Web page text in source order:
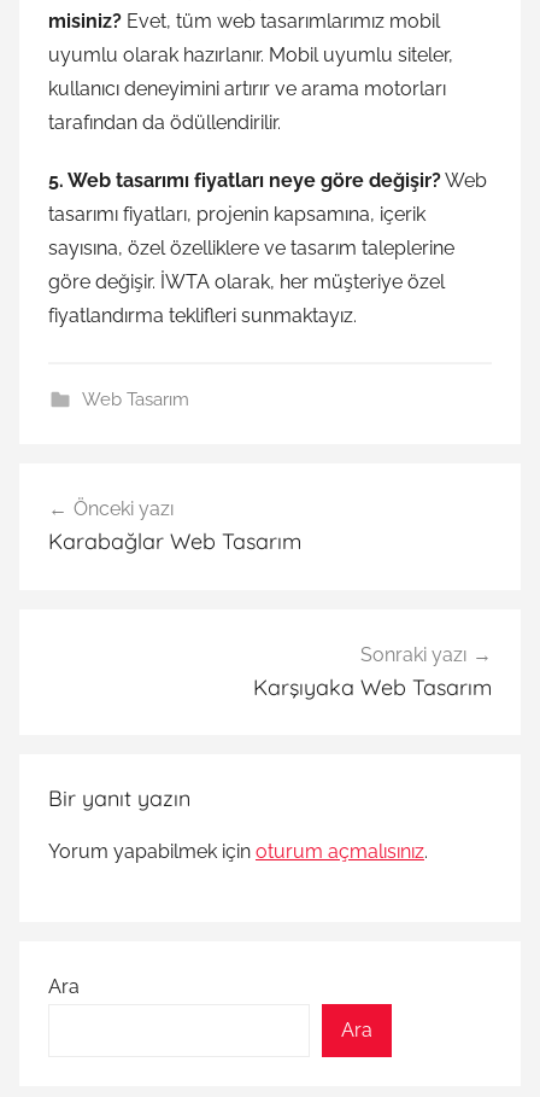
misiniz? Evet, tüm web tasarımlarımız mobil
uyumlu olarak hazırlanır. Mobil uyumlu siteler,
kullanıcı deneyimini artırır ve arama motorları
tarafından da ödüllendirilir.
5. Web tasarımı fiyatları neye göre değişir?Web
tasarımı fiyatları, projenin kapsamına, içerik
sayısına, özel özelliklere ve tasarım taleplerine
göre değişir. İWTA olarak, her müşteriye özel
fiyatlandırma teklifleri sunmaktayız.
Web Tasarım
gezinmesi
Önceki yazı
Karabağlar Web Tasarım
Sonraki yazı
Karşıyaka Web Tasarım
Bir yanıt yazın
Yorum yapabilmek için oturum açmalısınız.
Ara
Ara